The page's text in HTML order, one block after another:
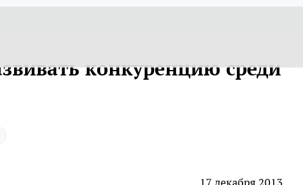
конкуренцию среди